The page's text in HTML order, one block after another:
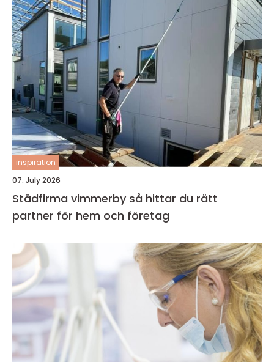
inspiration
07. July 2026
Städfirma vimmerby så hittar du rätt
partner för hem och företag